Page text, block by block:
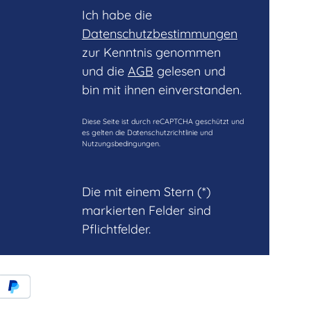
Ich habe die
Datenschutzbestimmungen
zur Kenntnis genommen
und die AGB gelesen und
bin mit ihnen einverstanden.
Diese Seite ist durch reCAPTCHA geschützt und
es gelten die Datenschutzrichtlinie und
Nutzungsbedingungen.
Die mit einem Stern (*)
markierten Felder sind
Pflichtfelder.